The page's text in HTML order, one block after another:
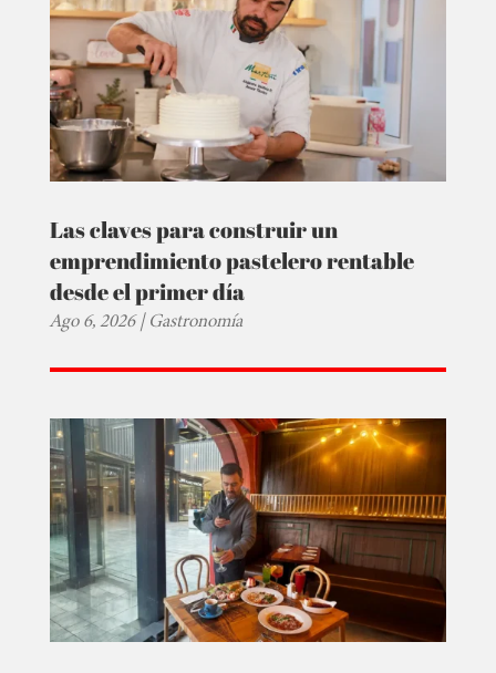
Las claves para construir un
emprendimiento pastelero rentable
desde el primer día
Ago 6, 2026|Gastronomía